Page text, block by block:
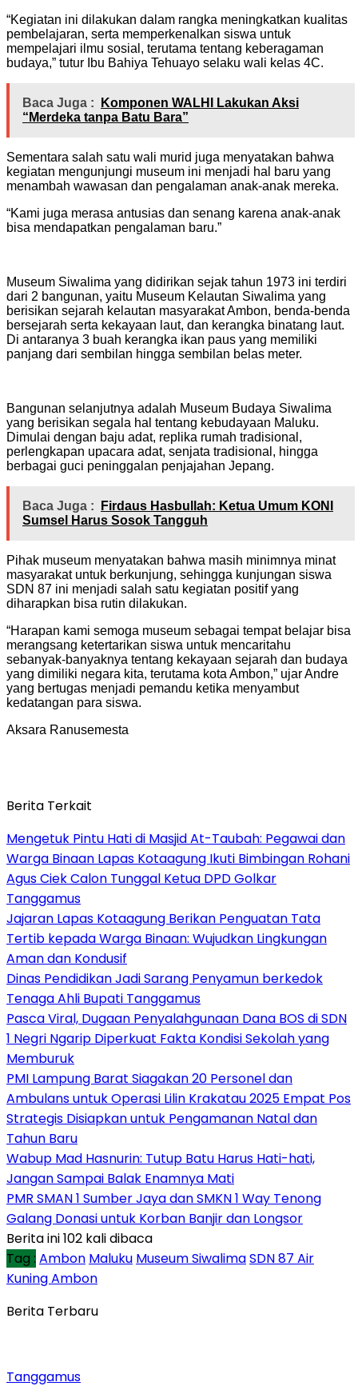
“Kegiatan ini dilakukan dalam rangka meningkatkan kualitas
pembelajaran, serta memperkenalkan siswa untuk
mempelajari ilmu sosial, terutama tentang keberagaman
budaya,” tutur Ibu Bahiya Tehuayo selaku wali kelas 4C.
Baca Juga :
Komponen WALHI Lakukan Aksi
“Merdeka tanpa Batu Bara”
Sementara salah satu wali murid juga menyatakan bahwa
kegiatan mengunjungi museum ini menjadi hal baru yang
menambah wawasan dan pengalaman anak-anak mereka.
“Kami juga merasa antusias dan senang karena anak-anak
bisa mendapatkan pengalaman baru.”
Museum Siwalima yang didirikan sejak tahun 1973 ini terdiri
dari 2 bangunan, yaitu Museum Kelautan Siwalima yang
berisikan sejarah kelautan masyarakat Ambon, benda-benda
bersejarah serta kekayaan laut, dan kerangka binatang laut.
Di antaranya 3 buah kerangka ikan paus yang memiliki
panjang dari sembilan hingga sembilan belas meter.
Bangunan selanjutnya adalah Museum Budaya Siwalima
yang berisikan segala hal tentang kebudayaan Maluku.
Dimulai dengan baju adat, replika rumah tradisional,
perlengkapan upacara adat, senjata tradisional, hingga
berbagai guci peninggalan penjajahan Jepang.
Baca Juga :
Firdaus Hasbullah: Ketua Umum KONI
Sumsel Harus Sosok Tangguh
Pihak museum menyatakan bahwa masih minimnya minat
masyarakat untuk berkunjung, sehingga kunjungan siswa
SDN 87 ini menjadi salah satu kegiatan positif yang
diharapkan bisa rutin dilakukan.
“Harapan kami semoga museum sebagai tempat belajar bisa
merangsang ketertarikan siswa untuk mencaritahu
sebanyak-banyaknya tentang kekayaan sejarah dan budaya
yang dimiliki negara kita, terutama kota Ambon,” ujar Andre
yang bertugas menjadi pemandu ketika menyambut
kedatangan para siswa.
Aksara Ranusemesta
Berita Terkait
Mengetuk Pintu Hati di Masjid At-Taubah: Pegawai dan
Warga Binaan Lapas Kotaagung Ikuti Bimbingan Rohani
Agus Ciek Calon Tunggal Ketua DPD Golkar
Tanggamus
Jajaran Lapas Kotaagung Berikan Penguatan Tata
Tertib kepada Warga Binaan: Wujudkan Lingkungan
Aman dan Kondusif
Dinas Pendidikan Jadi Sarang Penyamun berkedok
Tenaga Ahli Bupati Tanggamus
Pasca Viral, Dugaan Penyalahgunaan Dana BOS di SDN
1 Negri Ngarip Diperkuat Fakta Kondisi Sekolah yang
Memburuk
PMI Lampung Barat Siagakan 20 Personel dan
Ambulans untuk Operasi Lilin Krakatau 2025 Empat Pos
Strategis Disiapkan untuk Pengamanan Natal dan
Tahun Baru
Wabup Mad Hasnurin: Tutup Batu Harus Hati-hati,
Jangan Sampai Balak Enamnya Mati
PMR SMAN 1 Sumber Jaya dan SMKN 1 Way Tenong
Galang Donasi untuk Korban Banjir dan Longsor
Berita ini 102 kali dibaca
Tag : Ambon Maluku Museum SiwalimaSDN 87 Air
Kuning Ambon
Berita Terbaru
Tanggamus